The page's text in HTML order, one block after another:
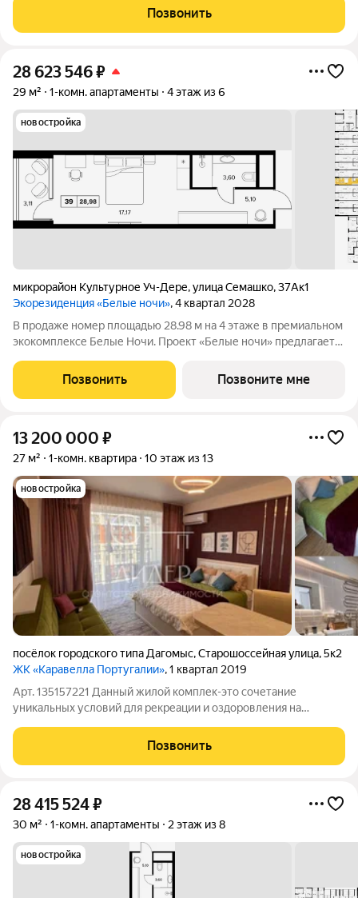
Это идеальное место для тех, кто ценит спокойствие и
комфорт. В квартире сделан полный
Позвонить
28 623 546₽
29 м² 1-комн. апартаменты 4 этаж из 6
новостройка
микрорайон Культурное Уч-Дере,улица Семашко,37Ак1
Экорезиденция «Белые ночи», 4 квартал 2028
В продаже номер площадью 28.98 м на 4 этаже в премиальном
экокомплексе Белые Ночи. Проект «Белые ночи» предлагает
поддерживает долголетие. Всё устроено так, чтобы телу было
легко включаться в
Позвонить Позвоните мне
13 200 000 ₽
27 м² 1-комн. квартира 10 этаж из 13
новостройка
посёлок городского типа Дагомыс,Старошоссейная улица,5к2
ЖК «Каравелла Португалии», 1 квартал 2019
Арт. 135157221 Данный жилой комплек-это сочетание
уникальных условий для рекреации и оздоровления на
и жилой инфраструктурой. Близость моря и лесистых гор
придает местному воздуху целительные
Позвонить
28 415 524₽
30 м² 1-комн. апартаменты 2 этаж из 8
новостройка